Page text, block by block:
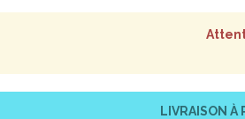
LIVRAISON À